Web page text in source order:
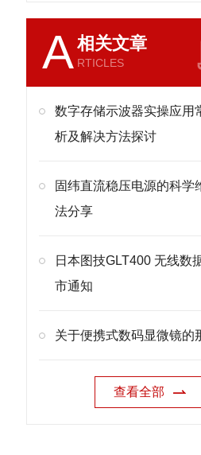
A相关文章
RTICLES
数字存储示波器实操应用
析及解决方法探讨
固纬直流稳压电源的科学
法分享
日本图技GLT400 无线数
市通知
关于便携式数码显微镜的
查看全部